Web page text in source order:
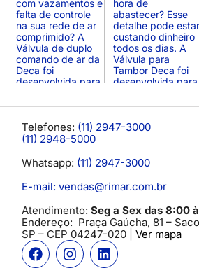
Telefones: (11) 2947-3000
(11) 2948-5000
Whatsapp: (11) 2947-3000
E-mail: vendas@rimar.com.br
Atendimento: Seg a Sex das 8:00
Endereço: Praça Gaúcha, 81 –
SP – CEP 04247-020 | Ver mapa